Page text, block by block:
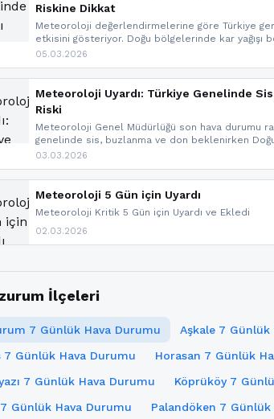
Riskine Dikkat
Meteoroloji değerlendirmelerine göre Türkiye
etkisini gösteriyor. Doğu bölgelerinde kar yağışı
Kuzey Ege’de sağanak yağmur, yüksek
yaşanabileceği belirtiliyor.
05.03.2026
Meteoroloji Uyardı: Türkiye Genelinde
Riski
Meteoroloji Genel Müdürlüğü son hava durumu
genelinde sis, buzlanma ve don beklenirken
Karadeniz’in yüksek kesimlerinde çığ riski uyarısı
03.03.2026
Meteoroloji 5 Gün için Uyardı
Meteoroloji Kritik 5 Gün için Uyardı ve Ekledi
02.03.2026
İlçeleri
7 Günlük Hava Durumu Aşkale 7 Günlük
7 Günlük Hava Durumu
Horasan 7 Günlük
7 Günlük Hava Durumu
Köprüköy 7
Günlük Hava Durumu
Palandöken 7